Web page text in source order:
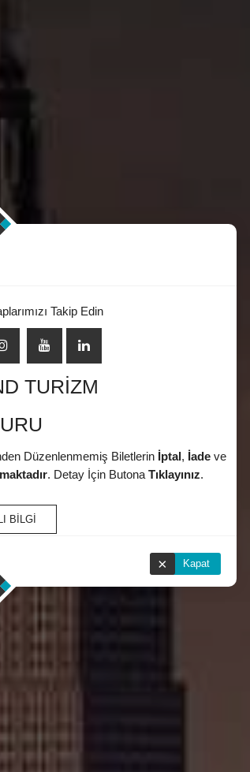
Kapat
×
Takip Edin
TURİZM
Düzenlenmemiş Biletlerin İptal, İadeve
. Detay İçin Butona Tıklayınız.
BİLGİ